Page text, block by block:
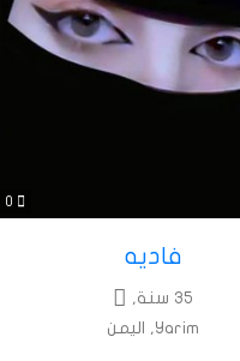
فاديه
35 سنة,
Yarim, اليمن